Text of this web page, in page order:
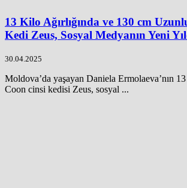
13 Kilo Ağırlığında ve 130 cm
Kedi Zeus, Sosyal Medyanın Yeni
30.04.2025
Moldova’da yaşayan Daniela Ermolaeva’nın
Coon cinsi kedisi Zeus, sosyal ...